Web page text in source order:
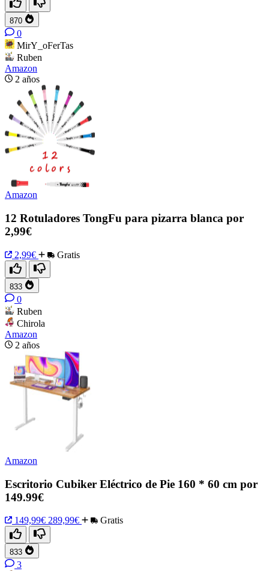
870
0
MirY_oFerTas
Ruben
Amazon
2 años
Amazon
12 Rotuladores TongFu para pizarra blanca por
2,99€
2,99€ Gratis
833
0
Ruben
Chirola
Amazon
2 años
Amazon
Escritorio Cubiker Eléctrico de Pie 160 * 60 cm por
149.99€
149,99€ 289,99€ Gratis
833
3